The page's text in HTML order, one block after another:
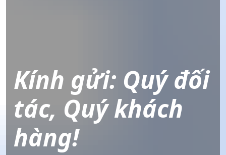
Kính gửi: Quý đối
tác, Quý khách
hàng!